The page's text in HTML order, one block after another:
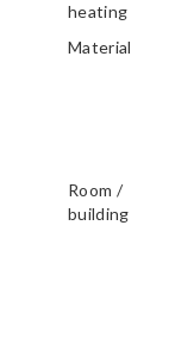
heating
Material
Room /
building